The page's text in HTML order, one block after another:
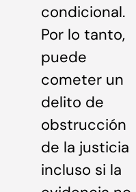
condicional.
Por lo tanto,
puede
cometer un
delito de
obstrucción
de la justicia
incluso si la